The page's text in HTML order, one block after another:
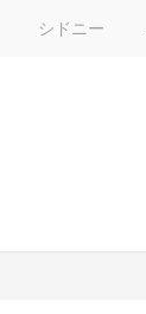
シドニー